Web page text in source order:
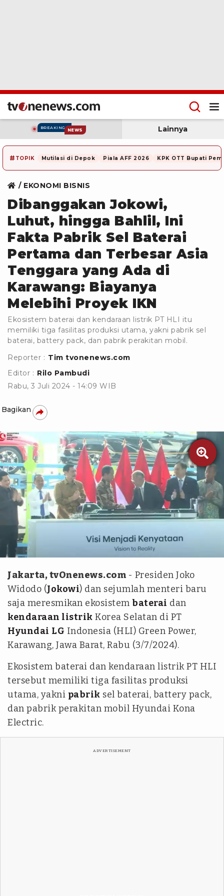
BREAKING NEWS Lainnya
# TOPIK Mutilasi di Depok Piala AFF 2026 KPK OTT Bupati
EKONOMI BISNIS
Dibanggakan Jokowi,
Luhut, hingga Bahlil, Ini
Fakta Pabrik Sel Baterai
Pertama dan Terbesar Asia
Tenggara yang Ada di
Karawang: Biayanya
Melebihi Proyek IKN
Ekosistem baterai dan kendaraan listrik PT HLI itu
memiliki tiga fasilitas produksi utama, yakni pabrik sel
baterai, battery pack, dan pabrik perakitan mobil.
Reporter : Tim tvonenews.com
Editor : Rilo Pambudi
Rabu, 3 Juli 2024 - 14:09 WIB
Bagikan

Jakarta, tvOnenews.com - Presiden Joko
Widodo (Jokowi) dan sejumlah menteri baru
saja meresmikan ekosistem baterai dan
kendaraan listrik Korea Selatan di PT
Hyundai LG Indonesia (HLI) Green Power,
Karawang, Jawa Barat, Rabu (3/7/2024).
Ekosistem baterai dan kendaraan listrik PT HLI
tersebut memiliki tiga fasilitas produksi
utama, yakni pabrik sel baterai, battery pack,
dan pabrik perakitan mobil Hyundai Kona
Electric.
ADVERTISEMENT